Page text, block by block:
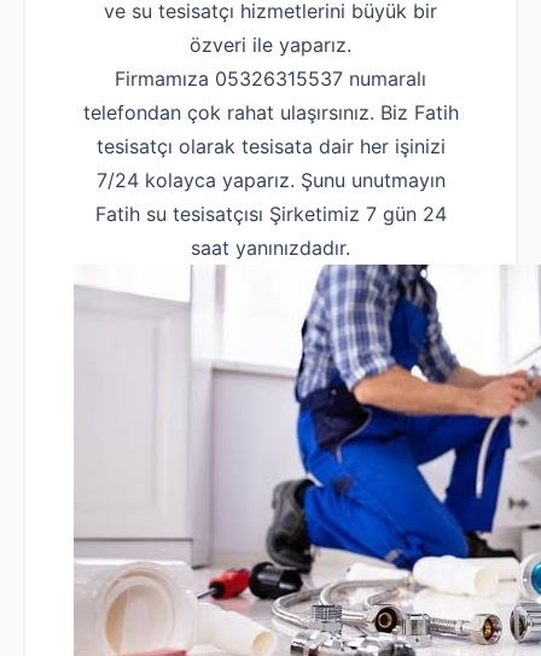
ve su tesisatçı hizmetlerini büyük bir
özveri ile yaparız.
Firmamıza 05326315537 numaralı
telefondan çok rahat ulaşırsınız. Biz Fatih
tesisatçı olarak tesisata dair her işinizi
7/24 kolayca yaparız. Şunu unutmayın
Fatih su tesisatçısı Şirketimiz 7 gün 24
saat yanınızdadır.